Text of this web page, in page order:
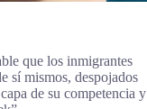
que los inmigrantes
sí mismos, despojados
de su competencia y